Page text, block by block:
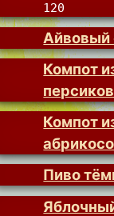
120
Айвовый
Компот
персиков
Компот
Пиво